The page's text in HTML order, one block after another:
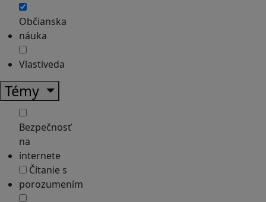
Občianska
náuka
Vlastiveda
Témy
Bezpečnosť
na
internete
Čítanie s
porozumením